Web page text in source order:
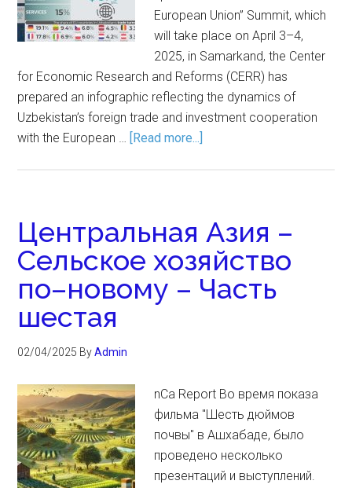
European Union” Summit, which
will take place on April 3–4,
2025, in Samarkand, the Center
for Economic Research and Reforms (CERR) has
prepared an infographic reflecting the dynamics of
Uzbekistan’s foreign trade and investment cooperation
with the European … [Read more...]
Центральная Азия –
Сельское хозяйство
по–новому – Часть
шестая
02/04/2025 ByAdmin
nCa Report Во время показа
фильма "Шесть дюймов
почвы" в Ашхабаде, было
проведено несколько
презентаций и выступлений.